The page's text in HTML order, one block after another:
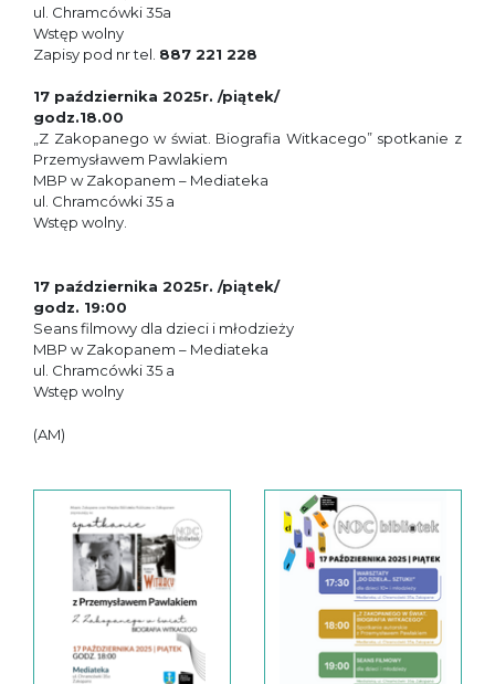
ul. Chramcówki 35a
Wstęp wolny
Zapisy pod nr tel. 887 221 228
17 października 2025r. /piątek/
godz.18.00
„Z Zakopanego w świat. Biografia Witkacego” spotkanie z
Przemysławem Pawlakiem
MBP w Zakopanem – Mediateka
ul. Chramcówki 35 a
Wstęp wolny.
17 października 2025r. /piątek/
godz. 19:00
Seans filmowy dla dzieci i młodzieży
MBP w Zakopanem – Mediateka
ul. Chramcówki 35 a
Wstęp wolny
(AM)